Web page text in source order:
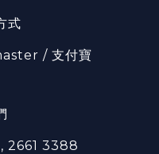
式
/ 支付寶
2661 3388